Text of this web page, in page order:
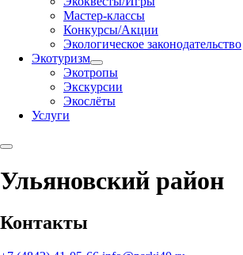
Мастер-классы
Конкурсы/Акции
Экологическое законодательство
Экотуризм
Экотропы
Экскурсии
Экослёты
Услуги
Ульяновский район
Контакты